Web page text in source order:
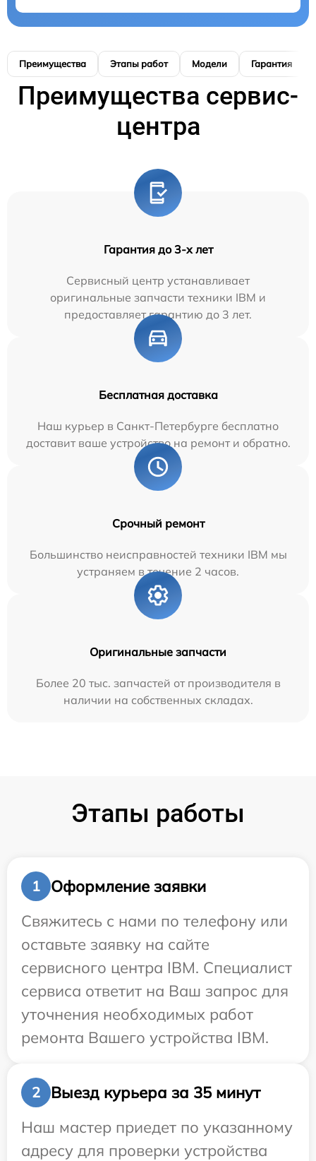
Преимущества Этапы работ Модели Гарантия
Преимущества сервис-
центра
Гарантия до 3-х лет
Сервисный центр устанавливает
оригинальные запчасти техники IBM и
предоставляет гарантию до 3 лет.
Бесплатная доставка
Наш курьер в Санкт-Петербурге бесплатно
доставит ваше устройство на ремонт и обратно.
Срочный ремонт
Большинство неисправностей техники IBM мы
устраняем в течение 2 часов.
Оригинальные запчасти
Более 20 тыс. запчастей от производителя в
наличии на собственных складах.
Этапы работы
1
Оформление заявки
Свяжитесь с нами по телефону или
оставьте заявку на сайте
сервисного центра IBM. Специалист
сервиса ответит на Ваш запрос для
уточнения необходимых работ
ремонта Вашего устройства IBM.
2
Выезд курьера за 35 минут
Наш мастер приедет по указанному
адресу для проверки устройства